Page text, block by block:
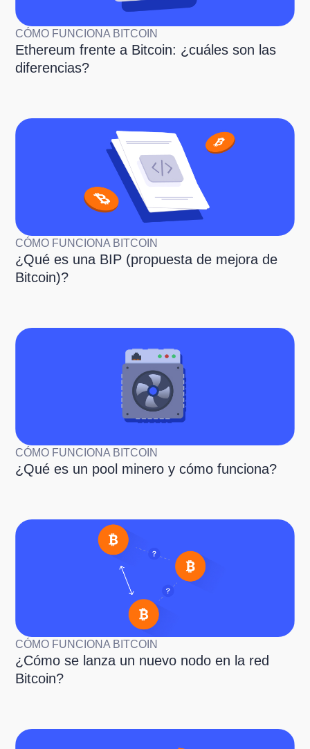
CÓMO FUNCIONA BITCOIN
Ethereum frente a Bitcoin: ¿cuáles son las
diferencias?
CÓMO FUNCIONA BITCOIN
¿Qué es una BIP (propuesta de mejora de
Bitcoin)?
CÓMO FUNCIONA BITCOIN
¿Qué es un pool minero y cómo funciona?
CÓMO FUNCIONA BITCOIN
¿Cómo se lanza un nuevo nodo en la red
Bitcoin?